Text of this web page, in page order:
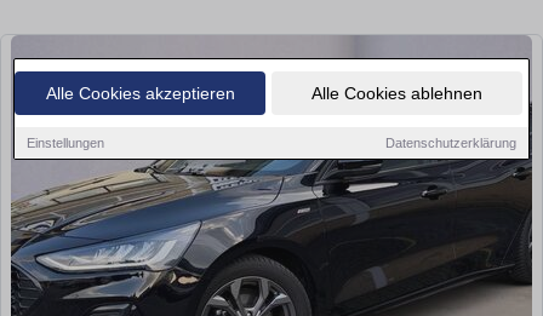
Alle Cookies akzeptieren Alle Cookies ablehnen
Einstellungen Datenschutzerklärung